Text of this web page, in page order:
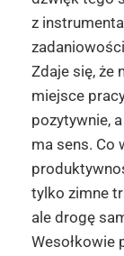
z
Zdaje się, że
miejsce
pozytywnie,
ma sens. Co
tylko zimne
ale drogę
Wesołkowie